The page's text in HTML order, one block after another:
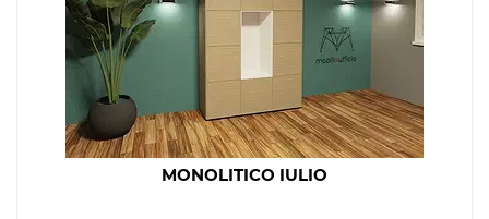
MONOLITICO IULIO